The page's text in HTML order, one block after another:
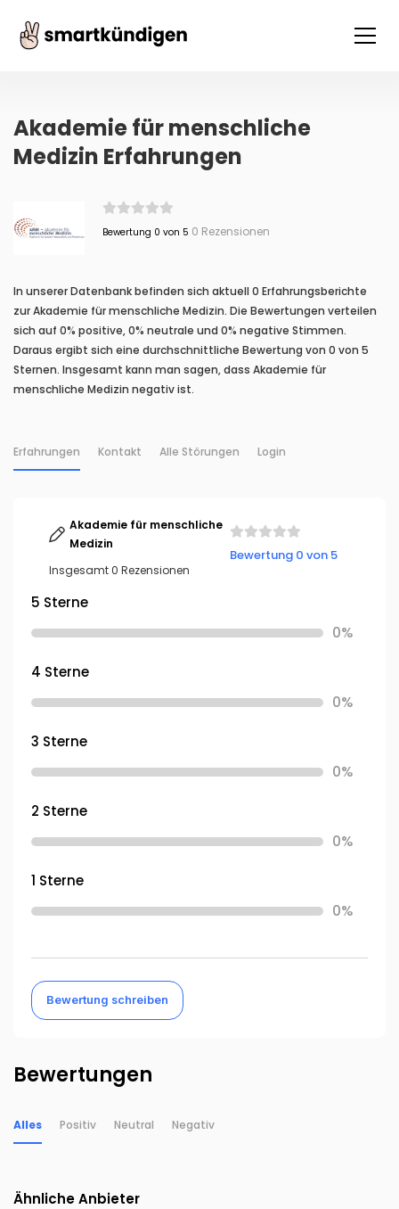
Akademie für menschliche
Medizin Erfahrungen
Bewertung 0 von 5 0 Rezensionen
In unserer Datenbank befinden sich aktuell 0 Erfahrungsberichte
zur Akademie für menschliche Medizin. Die Bewertungen verteilen
sich auf 0% positive, 0% neutrale und 0% negative Stimmen.
Daraus ergibt sich eine durchschnittliche Bewertung von 0 von 5
Sternen. Insgesamt kann man sagen, dass Akademie für
menschliche Medizin negativ ist.
Erfahrungen Kontakt Alle Störungen Login
Akademie für menschliche
Medizin
Insgesamt 0 Rezensionen
Bewertung 0 von 5
5 Sterne
0%
4 Sterne
0%
3 Sterne
0%
2 Sterne
0%
1 Sterne
0%
Bewertung schreiben
Bewertungen
Alles Positiv Neutral Negativ
Ähnliche Anbieter